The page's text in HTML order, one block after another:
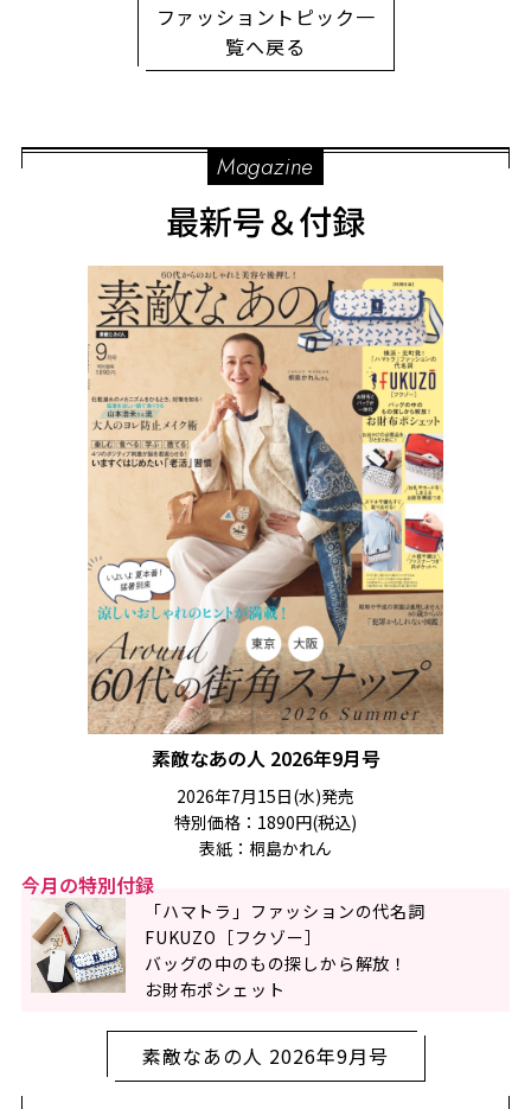
ファッショントピック一
覧へ戻る
Magazine
最新号＆付録
素敵なあの人 2026年9月号
2026年7月15日(水)発売
特別価格：1890円(税込)
表紙：桐島かれん
今月の特別付録
「ハマトラ」ファッションの代名詞
FUKUZO［フクゾー］
バッグの中のもの探しから解放！
お財布ポシェット
素敵なあの人 2026年9月号